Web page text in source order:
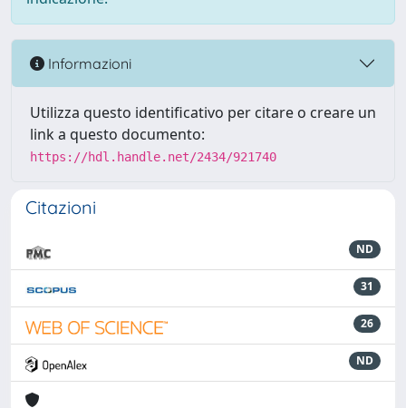
Informazioni
Utilizza questo identificativo per citare o creare un
link a questo documento:
https://hdl.handle.net/2434/921740
Citazioni
ND
31
26
ND